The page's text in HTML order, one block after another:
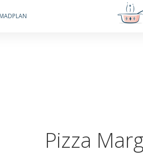
MADPLAN
Pizza